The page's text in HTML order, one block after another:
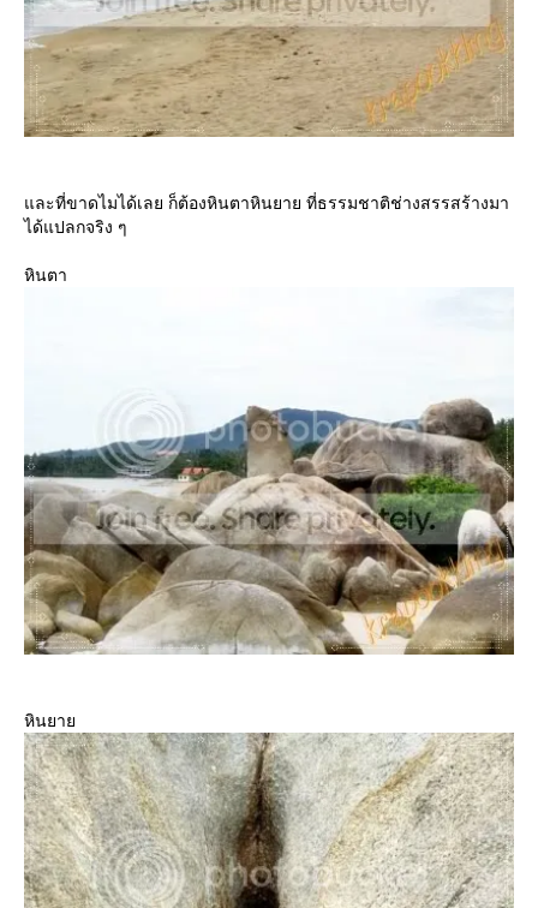
ละที่ขาดไมได้เลย ก็ต้องหินตาหินยาย ที่ธรรมชาติช่างสรรสร้างมา
ได้แปลกจริง ๆ
หินตา
หินยา